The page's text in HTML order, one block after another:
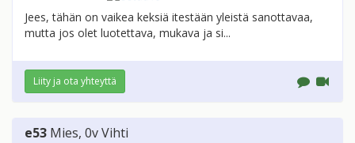
Jees, tähän on vaikea keksiä itestään yleistä sanottavaa,
mutta jos olet luotettava, mukava ja si...
Liity ja ota yhteyttä
e53 Mies, 0vVihti